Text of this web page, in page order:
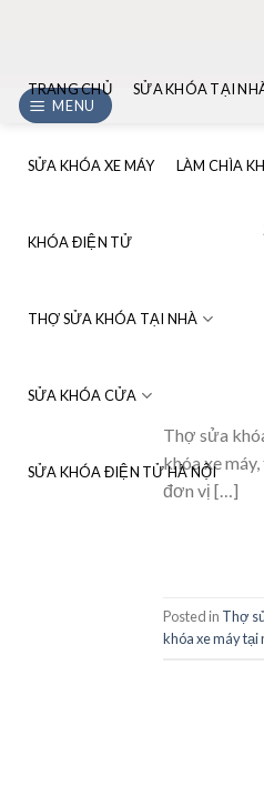
TRANG CHỦ SỬA KHÓA TẠI
SỬA KHÓA XE MÁY LÀM CHÌA
KHÓA ĐIỆN TỬ
THỢ SỬA KHÓA TẠI NHÀ
SỬA KHÓA CỬA
SỬA KHÓA ĐIỆN TỬ HÀ NỘI
MENU
Thợ sửa
khóa xe
đơn vị […]
Posted in Thợ
khóa xe máy tại